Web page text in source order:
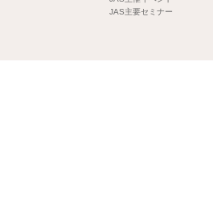
JAS主要セミナー